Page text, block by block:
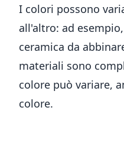
I colori possono
all'altro: ad
ceramica da
materiali sono
colore può variare,
colore.